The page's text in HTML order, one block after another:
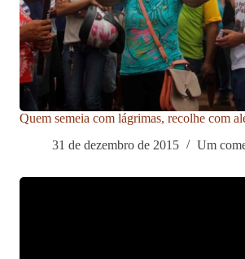
Quem semeia com lágrimas, recolhe com
31 de dezembro de 2015
Um